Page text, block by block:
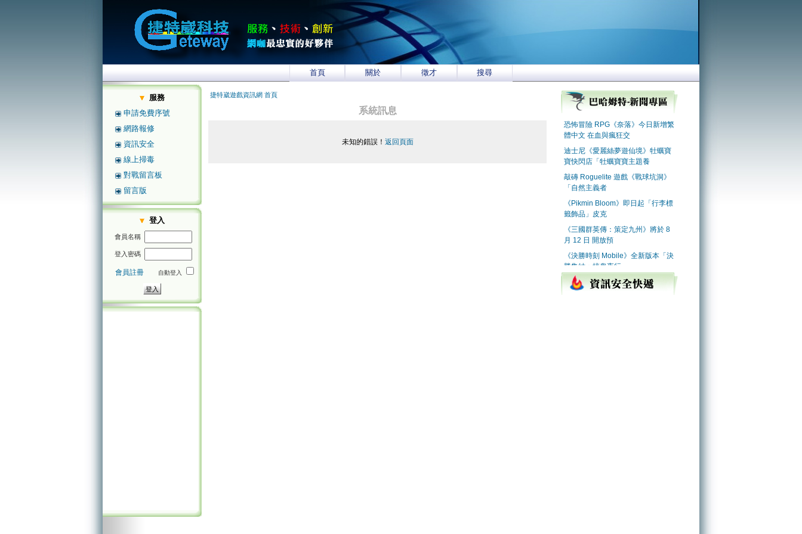
首頁 關於 徵才 搜尋
服務
申請免費序號
網路報修
資訊安全
線上掃毒
對戰留言板
留言版
登入
會員名稱
登入密碼
會員註冊 自動登入
捷特崴遊戲資訊網 首頁
系統訊息
未知的錯誤！ 返回頁面